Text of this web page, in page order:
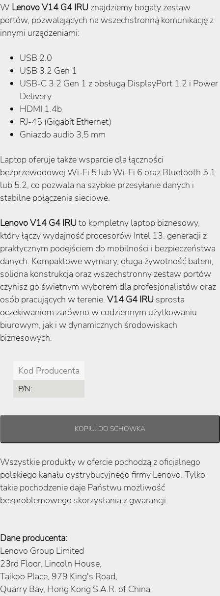
W Lenovo V14 G4 IRU znajdziemy bogaty zestaw
portów, pozwalających na wszechstronną komunikację z
innymi urządzeniami:
USB 2.0
USB 3.2 Gen 1
USB-C 3.2 Gen 1 z obsługą DisplayPort 1.2 i Power
Delivery
HDMI 1.4b
RJ-45 (Gigabit Ethernet)
Gniazdo audio 3,5 mm
Laptop oferuje także wsparcie dla łączności
bezprzewodowej Wi-Fi 5 lub Wi-Fi 6 oraz Bluetooth 5.1
lub 5.2, co pozwala na szybkie przesyłanie danych i
stabilne połączenia sieciowe.
Lenovo V14 G4 IRU to kompletny laptop biznesowy,
który łączy wydajność procesorów Intel 13. generacji z
praktycznym podejściem do mobilności i bezpieczeństwa
danych. Kompaktowe wymiary, długa żywotność baterii,
solidna konstrukcja oraz wszechstronny zestaw portów
czynisz go świetnym wyborem dla profesjonalistów oraz
osób pracujących w terenie. V14 G4 IRU sprosta
oczekiwaniom zarówno w codziennym użytkowaniu
biurowym, jak i w dynamicznych środowiskach
biznesowych.
Kod Producenta
P/N:
Wszystkie produkty w ofercie pochodzą z oficjalnego
polskiego kanału dystrybucyjnego firmy Lenovo. Tylko
takie pochodzenie daje Państwu możliwość
bezproblemowego skorzystania z gwarancji.
Dane producenta:
Lenovo Group Limited
23rd Floor, Lincoln House,
Taikoo Place, 979 King's Road,
Quarry Bay, Hong Kong S.A.R. of China